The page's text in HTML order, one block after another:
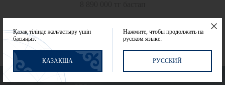
Барлық модельдер
Қазақ тілінде жалғастыру үшін
басыңыз:
ҚАЗАҚША
Нажмите, чтобы продолжить на
русском языке:
РУССКИЙ